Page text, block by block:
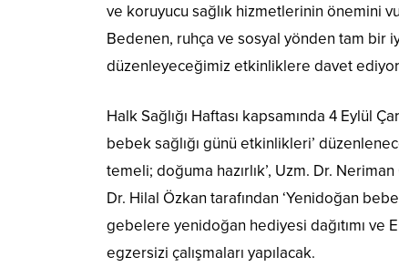
ve koruyucu sağlık hizmetlerinin önemini
Bedenen, ruhça ve sosyal yönden tam bir
düzenleyeceğimiz etkinliklere davet
Halk Sağlığı Haftası kapsamında 4 Eylül
bebek sağlığı günü etkinlikleri’
temeli; doğuma hazırlık’, Uzm. Dr.
Dr. Hilal Özkan tarafından ‘Yenidoğan
gebelere yenidoğan hediyesi dağıtımı
egzersizi çalışmaları yapılacak.